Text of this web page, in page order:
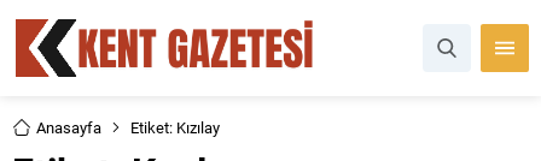
Anasayfa Etiket: Kızılay